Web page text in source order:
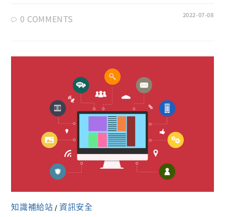
0 COMMENTS 2022-07-08
知識補給站 /資訊安全